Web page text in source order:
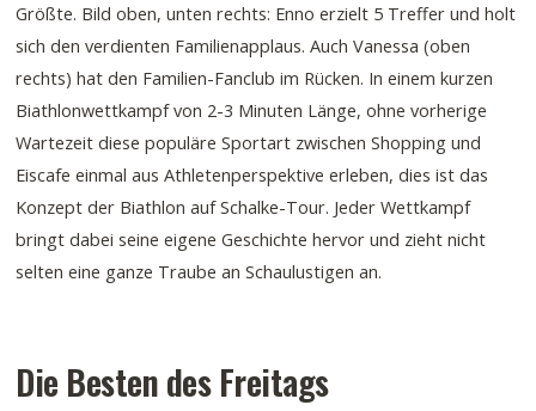
Größte. Bild oben, unten rechts: Enno erzielt 5 Treffer und holt
sich den verdienten Familienapplaus. Auch Vanessa (oben
rechts) hat den Familien-Fanclub im Rücken. In einem kurzen
Biathlonwettkampf von 2-3 Minuten Länge, ohne vorherige
Wartezeit diese populäre Sportart zwischen Shopping und
Eiscafe einmal aus Athletenperspektive erleben, dies ist das
Konzept der Biathlon auf Schalke-Tour. Jeder Wettkampf
bringt dabei seine eigene Geschichte hervor und zieht nicht
selten eine ganze Traube an Schaulustigen an.
Die Besten des Freitags